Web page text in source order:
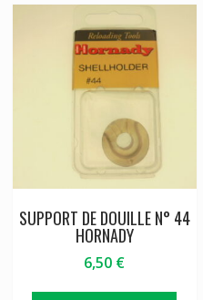
SUPPORT DE DOUILLE N° 44
HORNADY
6,50 €